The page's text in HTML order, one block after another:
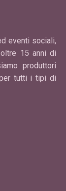
fogli è uno
di
decorazioni
a tema
eventi sociali,
15 anni di
produttori
tutti i tipi di